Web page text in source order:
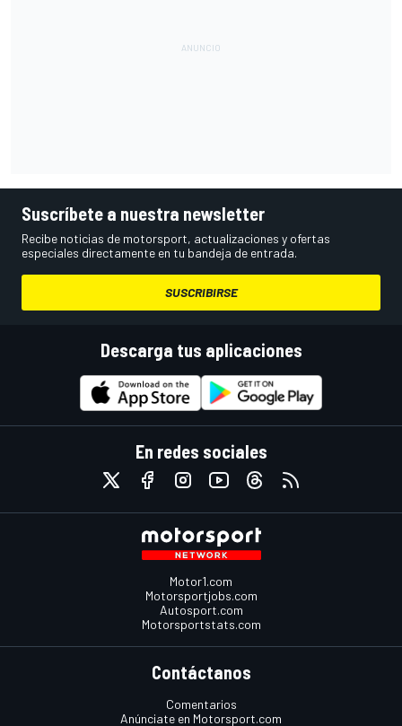
Suscríbete a nuestra newsletter
Recibe noticias de motorsport, actualizaciones y ofertas
especiales directamente en tu bandeja de entrada.
SUSCRIBIRSE
Descarga tus aplicaciones
En redes sociales
Motor1.com
Motorsportjobs.com
Autosport.com
Motorsportstats.com
Contáctanos
Comentarios
Anúnciate en Motorsport.com